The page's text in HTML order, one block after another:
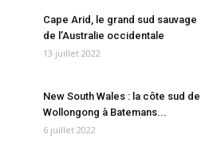
Cape Arid, le grand sud sauvage
de l’Australie occidentale
13 juillet 2022
New South Wales : la côte sud de
Wollongong à Batemans...
6 juillet 2022